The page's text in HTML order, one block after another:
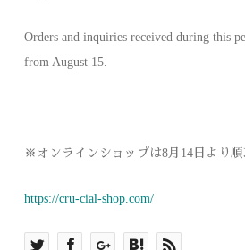
Orders and inquiries received during this
from August 15.
※オンラインショップは8月14日より順
https://cru-cial-shop.com/